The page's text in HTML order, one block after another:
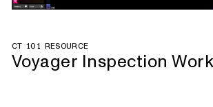
CT 101 RESOURCE
Voyager Inspection